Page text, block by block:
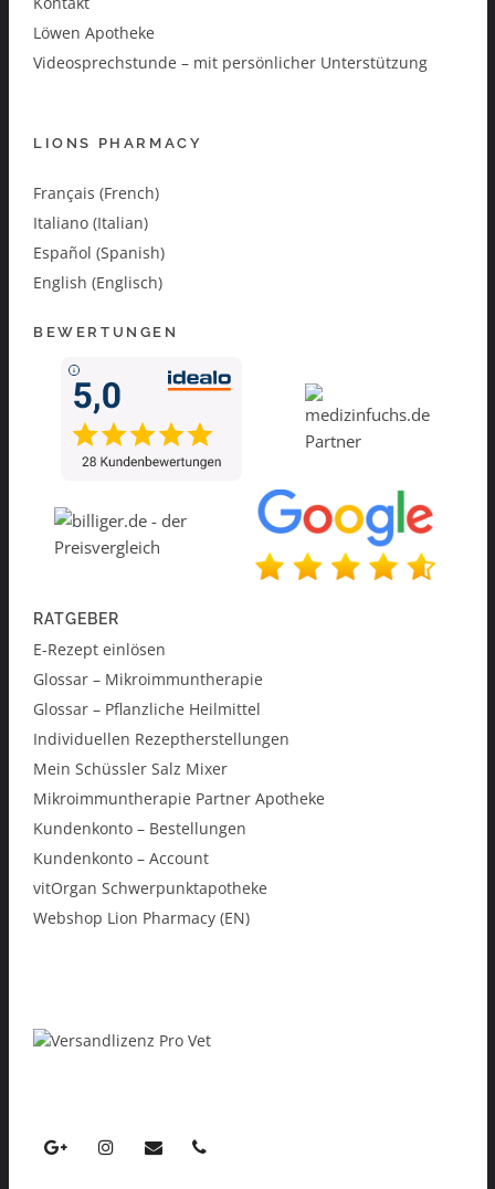
Löwen Apotheke
Videosprechstunde – mit persönlicher Unterstützung
LIONS PHARMACY
Français (French)
Italiano (Italian)
Español (Spanish)
English (Englisch)
BEWERTUNGEN
RATGEBER
E-Rezept einlösen
Glossar – Mikroimmuntherapie
Glossar – Pflanzliche Heilmittel
Individuellen Rezeptherstellungen
Mein Schüssler Salz Mixer
Mikroimmuntherapie Partner Apotheke
Kundenkonto – Bestellungen
Kundenkonto – Account
vitOrgan Schwerpunktapotheke
Webshop Lion Pharmacy (EN)